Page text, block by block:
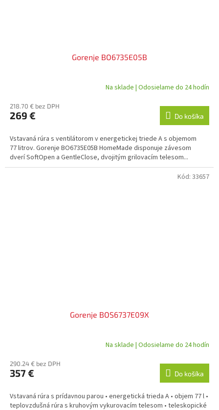
Gorenje BO6735E05B
Na sklade | Odosielame do 24 hodín
218.70 € bez DPH
269 € Do košíka
Vstavaná rúra s ventilátorom v energetickej triede A s objemom
77 litrov. Gorenje BO6735E05B HomeMade disponuje závesom
dverí SoftOpen a GentleClose, dvojitým grilovacím telesom...
Gorenje BOS6737E09X
Na sklade | Odosielame do 24 hodín
290.24 € bez DPH
357 € Do košíka
Vstavaná rúra s prídavnou parou • energetická trieda A • objem 77 l •
teplovzdušná rúra s kruhovým vykurovacím telesom • teleskopické
Kód: 33657